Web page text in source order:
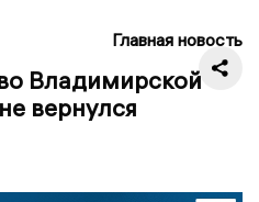
Главная новость
Владимирской
вернулся